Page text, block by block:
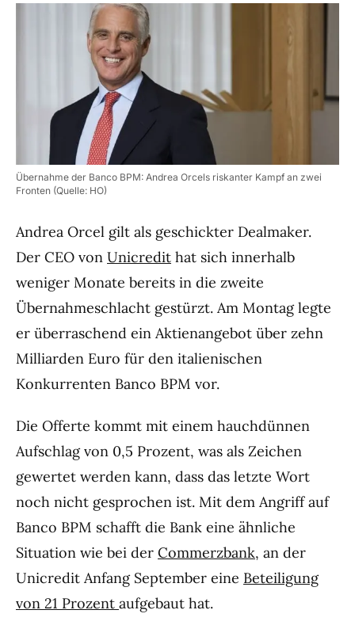
Übernahme der Banco BPM: Andrea Orcels riskanter Kampf an zwei
Fronten (Quelle: HO)
Andrea Orcel gilt als geschickter Dealmaker.
Der CEO von Unicredit hat sich innerhalb
weniger Monate bereits in die zweite
Übernahmeschlacht gestürzt. Am Montag legte
er überraschend ein Aktienangebot über zehn
Milliarden Euro für den italienischen
Konkurrenten Banco BPM vor.
Die Offerte kommt mit einem hauchdünnen
Aufschlag von 0,5 Prozent, was als Zeichen
gewertet werden kann, dass das letzte Wort
noch nicht gesprochen ist. Mit dem Angriff auf
Banco BPM schafft die Bank eine ähnliche
Situation wie bei der Commerzbank, an der
Unicredit Anfang September eine Beteiligung
von 21 Prozent aufgebaut hat.